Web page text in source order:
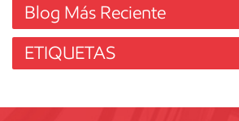
Blog Más Reciente
ETIQUETAS